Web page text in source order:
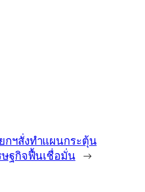
กฯสั่งทำแผนกระตุ้น
ษฐกิจฟื้นเชื่อมั่น →